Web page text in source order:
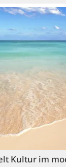
Kultur im